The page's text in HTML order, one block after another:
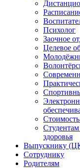
Психолог
Заочное
Целевое
здоровья
Выпускнику
Сотруднику
Родителям